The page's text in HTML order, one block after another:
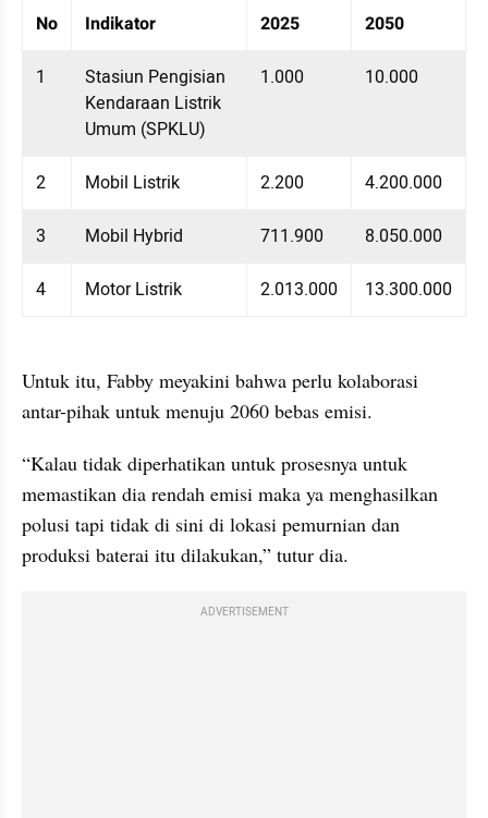
No Indikator 2025​ 2050​
1
Stasiun Pengisian
Kendaraan Listrik
Umum (SPKLU)
1.000 10.000
2 Mobil Listrik 2.200 4.200.000
3 Mobil Hybrid 711.900 8.050.000
4 Motor Listrik 2.013.000 13.300.000
Untuk itu, Fabby meyakini bahwa perlu kolaborasi
antar-pihak untuk menuju 2060 bebas emisi.
“Kalau tidak diperhatikan untuk prosesnya untuk
memastikan dia rendah emisi maka ya menghasilkan
polusi tapi tidak di sini di lokasi pemurnian dan
produksi baterai itu dilakukan,” tutur dia.
ADVERTISEMENT